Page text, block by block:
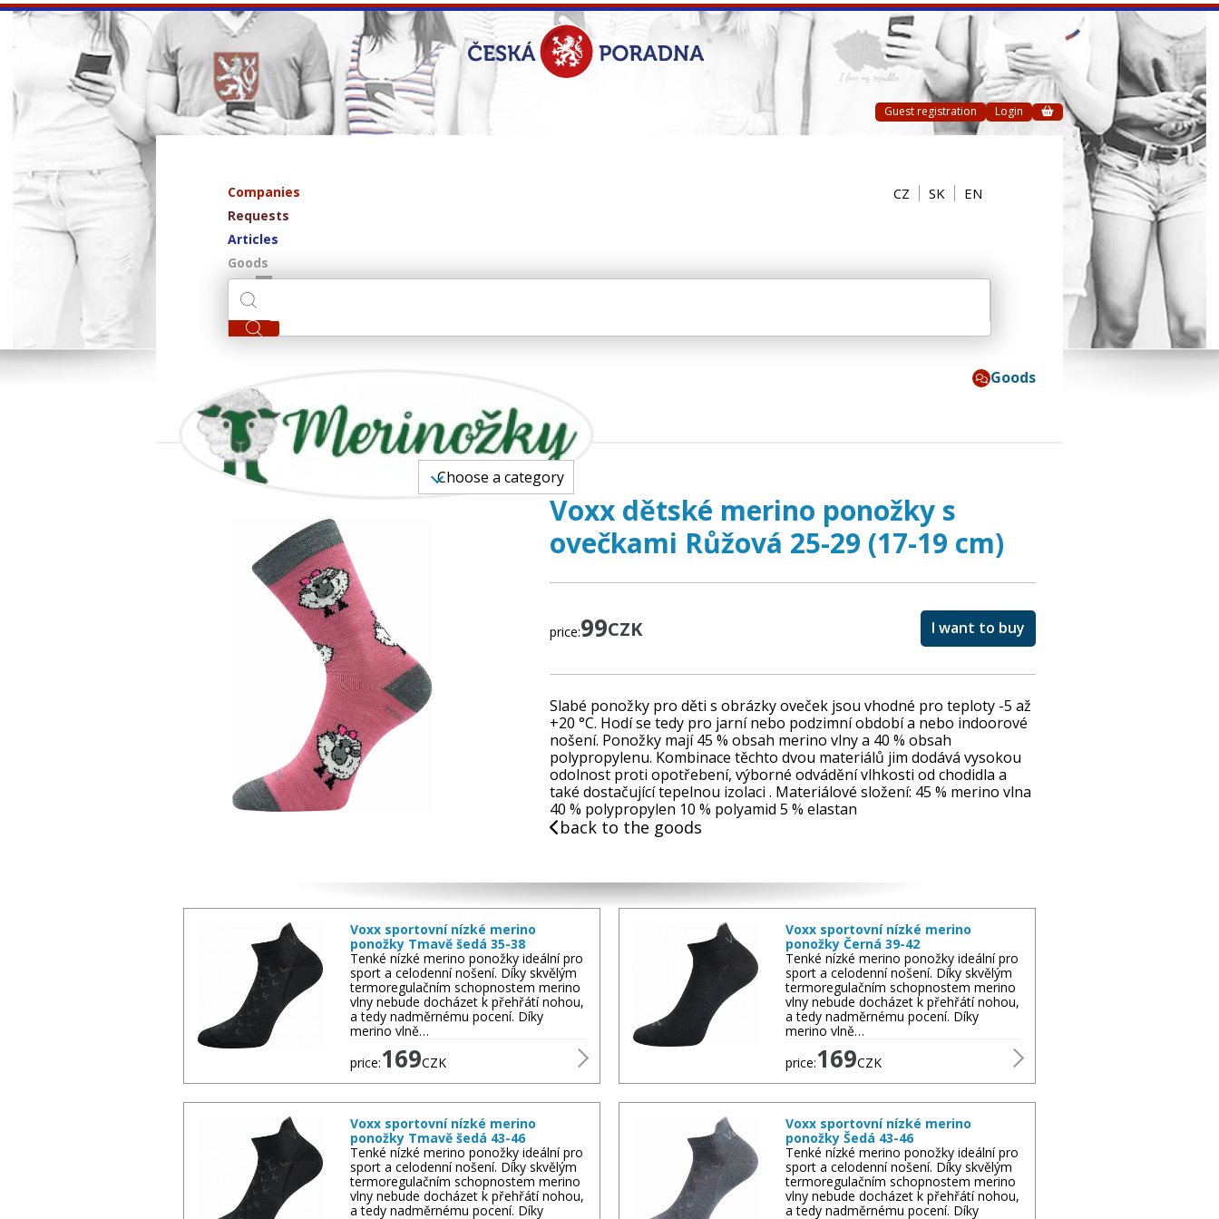
Guest registration Login
Companies
Requests
Articles
Goods
CZ SK EN
Goods
Merinox s.r.o.
Choose a category
Voxx dětské merino ponožky s
ovečkami Růžová 25-29 (17-19 cm)
price:99CZK I want to buy
Slabé ponožky pro děti s obrázky oveček jsou vhodné pro teploty -5 až
+20 °C. Hodí se tedy pro jarní nebo podzimní období a nebo indoorové
nošení. Ponožky mají 45 % obsah merino vlny a 40 % obsah
polypropylenu. Kombinace těchto dvou materiálů jim dodává vysokou
odolnost proti opotřebení, výborné odvádění vlhkosti od chodidla a
také dostačující tepelnou izolaci . Materiálové složení: 45 % merino vlna
40 % polypropylen 10 % polyamid 5 % elastan
back to the goods
Voxx sportovní nízké merino
ponožky Tmavě šedá 35-38
Tenké nízké merino ponožky ideální pro
sport a celodenní nošení. Díky skvělým
termoregulačním schopnostem merino
vlny nebude docházet k přehřátí nohou,
a tedy nadměrnému pocení. Díky
merino vlně…
price:169CZK
Voxx sportovní nízké merino
ponožky Černá 39-42
Tenké nízké merino ponožky ideální pro
sport a celodenní nošení. Díky skvělým
termoregulačním schopnostem merino
vlny nebude docházet k přehřátí nohou,
a tedy nadměrnému pocení. Díky
merino vlně…
price:169CZK
Voxx sportovní nízké merino
ponožky Tmavě šedá 43-46
Tenké nízké merino ponožky ideální pro
sport a celodenní nošení. Díky skvělým
termoregulačním schopnostem merino
vlny nebude docházet k přehřátí nohou,
a tedy nadměrnému pocení. Díky
Voxx sportovní nízké merino
ponožky Šedá 43-46
Tenké nízké merino ponožky ideální pro
sport a celodenní nošení. Díky skvělým
termoregulačním schopnostem merino
vlny nebude docházet k přehřátí nohou,
a tedy nadměrnému pocení. Díky